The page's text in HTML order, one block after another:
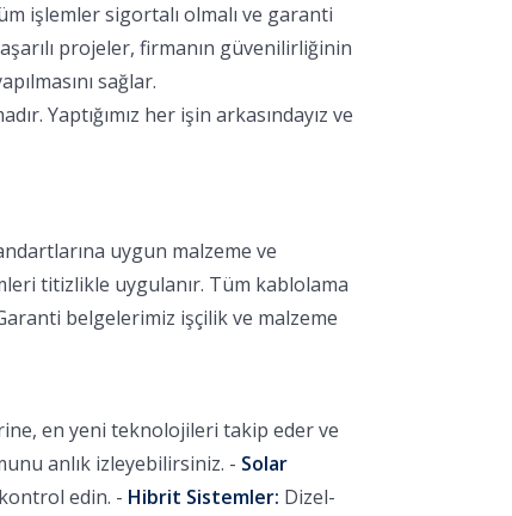
işlemler sigortalı olmalı ve garanti
projeler, firmanın güvenilirliğinin
sağlar.
Yaptığımız her işin arkasındayız ve
uygun malzeme ve
titizlikle uygulanır. Tüm kablolama
belgelerimiz işçilik ve malzeme
en yeni teknolojileri takip eder ve
anlık izleyebilirsiniz. - Solar
edin. - Hibrit Sistemler: Dizel-